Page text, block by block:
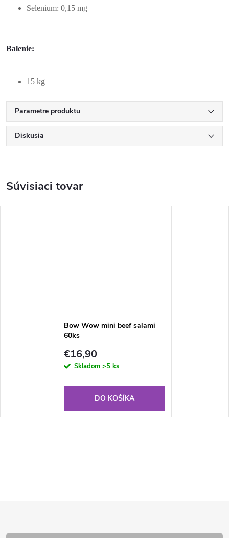
Selenium: 0,15 mg
Balenie:
15 kg
Parametre produktu
Diskusia
Súvisiaci tovar
Bow Wow mini beef salami
60ks
€16,90
Skladom >5 ks
DO KOŠÍKA